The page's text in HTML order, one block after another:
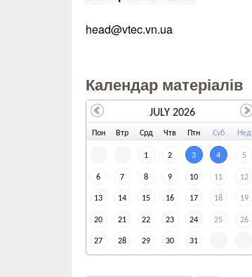
head@vtec.vn.ua
Календар матеріалів
Пон Втр Срд Чтв Птн Суб Нед
1 2 3 4 5
6 7 8 9 10 11 12
13 14 15 16 17 18 19
20 21 22 23 24 25 26
27 28 29 30 31
JULY 2026